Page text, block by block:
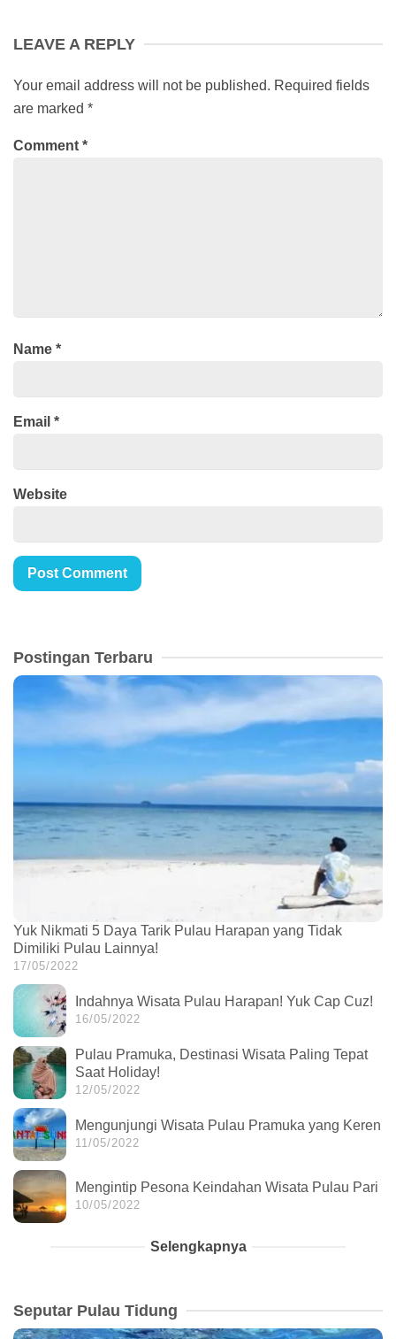
LEAVE A REPLY
Your email address will not be published. Required fields
are marked *
Comment *
Name *
Email *
Website
Postingan Terbaru
Yuk Nikmati 5 Daya Tarik Pulau Harapan yang Tidak
Dimiliki Pulau Lainnya!
17/05/2022
Indahnya Wisata Pulau Harapan! Yuk Cap Cuz!
16/05/2022
Pulau Pramuka, Destinasi Wisata Paling Tepat
Saat Holiday!
12/05/2022
Mengunjungi Wisata Pulau Pramuka yang Keren
11/05/2022
Mengintip Pesona Keindahan Wisata Pulau Pari
10/05/2022
Selengkapnya
Seputar Pulau Tidung